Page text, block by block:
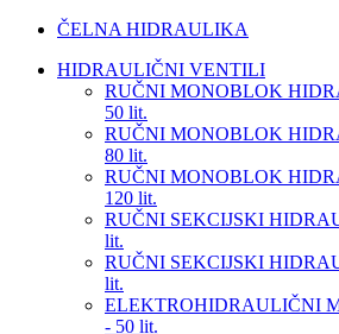
ČELNA HIDRAULIKA
HIDRAULIČNI VENTILI
RUČNI MONOBLOK
50 lit.
RUČNI MONOBLOK
80 lit.
RUČNI MONOBLOK
120 lit.
RUČNI SEKCIJSKI
lit.
RUČNI SEKCIJSKI
lit.
ELEKTROHIDRAULIČNI
- 50 lit.